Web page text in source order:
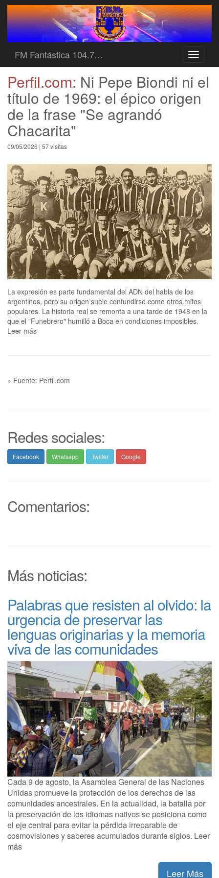
Toggle
FM Fantástica 104.7…
Perfil.com: Ni Pepe Biondi ni el
título de 1969: el épico origen
de la frase "Se agrandó
Chacarita"
09/05/2026 | 57 visitas
La expresión es parte fundamental del ADN del habla de los
argentinos, pero su origen suele confundirse como otros mitos
populares. La historia real se remonta a una tarde de 1948 en la
que el "Funebrero" humilló a Boca en condiciones imposibles.
Leer más
» Fuente: Perfil.com
Redes sociales:
Facebook Whatsapp Twitter Google
Comentarios:
Más noticias:
Palabras que resisten al olvido: la
urgencia de preservar las
lenguas originarias y la memoria
viva de las comunidades
Cada 9 de agosto, la Asamblea General de las Naciones
Unidas promueve la protección de los derechos de las
comunidades ancestrales. En la actualidad, la batalla por
la preservación de los idiomas nativos se posiciona como
el eje central para evitar la pérdida irreparable de
cosmovisiones y saberes acumulados durante siglos. Leer
más
Leer Más